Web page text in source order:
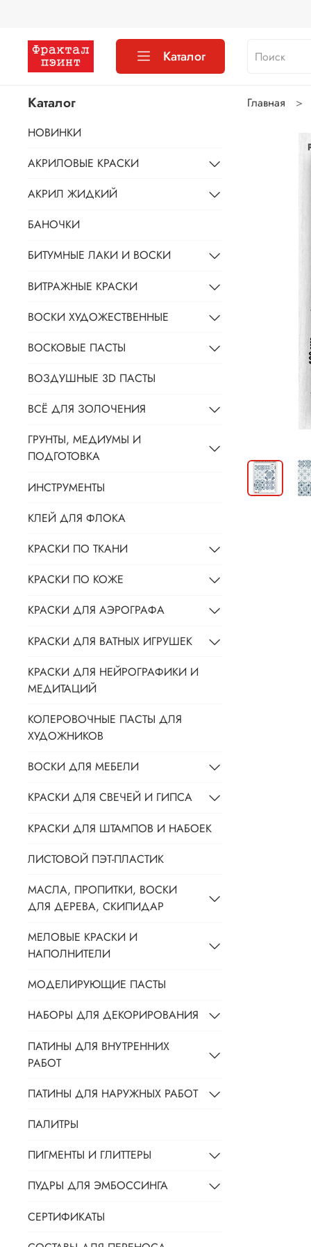
Каталог
Главная
Каталог
НОВИНКИ
АКРИЛОВЫЕ КРАСКИ
АКРИЛ ЖИДКИЙ
БАНОЧКИ
БИТУМНЫЕ ЛАКИ И ВОСКИ
ВИТРАЖНЫЕ КРАСКИ
ВОСКИ ХУДОЖЕСТВЕННЫЕ
ВОСКОВЫЕ ПАСТЫ
ВОЗДУШНЫЕ 3D ПАСТЫ
ВСЁ ДЛЯ ЗОЛОЧЕНИЯ
ГРУНТЫ, МЕДИУМЫ И
ПОДГОТОВКА
ИНСТРУМЕНТЫ
КЛЕЙ ДЛЯ ФЛОКА
КРАСКИ ПО ТКАНИ
КРАСКИ ПО КОЖЕ
КРАСКИ ДЛЯ АЭРОГРАФА
КРАСКИ ДЛЯ ВАТНЫХ ИГРУШЕК
КРАСКИ ДЛЯ НЕЙРОГРАФИКИ И
МЕДИТАЦИЙ
КОЛЕРОВОЧНЫЕ ПАСТЫ ДЛЯ
ХУДОЖНИКОВ
ВОСКИ ДЛЯ МЕБЕЛИ
КРАСКИ ДЛЯ СВЕЧЕЙ И ГИПСА
КРАСКИ ДЛЯ ШТАМПОВ И НАБОЕК
ЛИСТОВОЙ ПЭТ-ПЛАСТИК
МАСЛА, ПРОПИТКИ, ВОСКИ
ДЛЯ ДЕРЕВА, СКИПИДАР
МЕЛОВЫЕ КРАСКИ И
НАПОЛНИТЕЛИ
МОДЕЛИРУЮЩИЕ ПАСТЫ
НАБОРЫ ДЛЯ ДЕКОРИРОВАНИЯ
ПАТИНЫ ДЛЯ ВНУТРЕННИХ
РАБОТ
ПАТИНЫ ДЛЯ НАРУЖНЫХ РАБОТ
ПАЛИТРЫ
ПИГМЕНТЫ И ГЛИТТЕРЫ
ПУДРЫ ДЛЯ ЭМБОССИНГА
СЕРТИФИКАТЫ